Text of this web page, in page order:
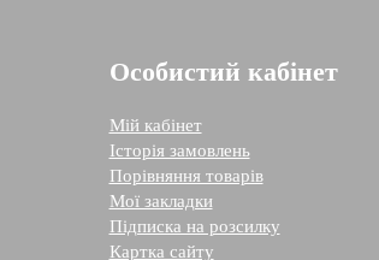
Особистий кабінет
Мій кабінет
Історія замовлень
Порівняння товарів
Мої закладки
Підписка на розсилку
Картка сайту